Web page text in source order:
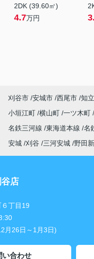
2DK (39.60㎡)
4.7万円
刈谷市 安城市 西尾市 知
小垣江町 横山町 一ツ木町
名鉄三河線 東海道本線 名
安城 刈谷 三河安城 野田
店
丁目19
月26日～1月3日)
い合わせ